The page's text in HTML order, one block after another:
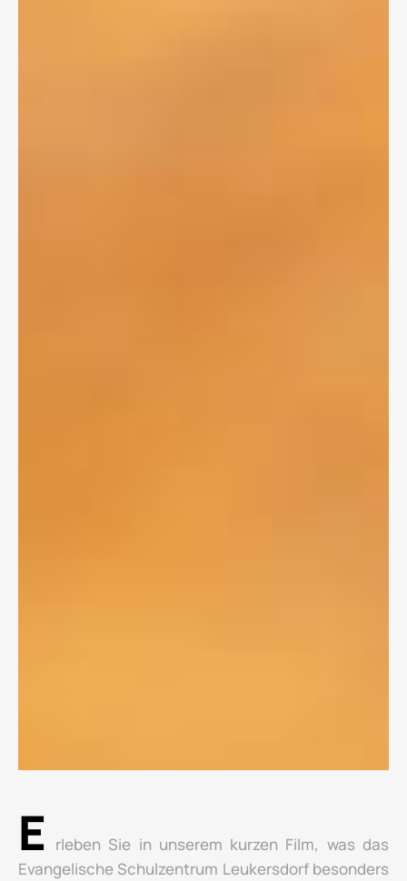
E
rleben Sie in unserem kurzen Film, was das
Evangelische Schulzentrum Leukersdorf besonders